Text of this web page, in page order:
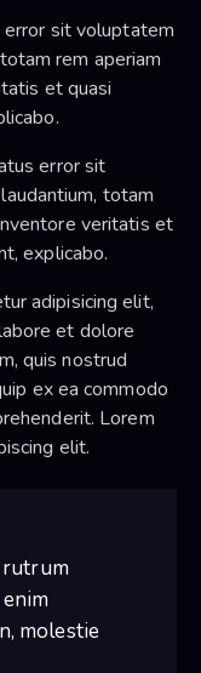
error sit voluptatem
rem aperiam
et quasi
error sit
totam
veritatis et
explicabo.
adipisicing elit,
et dolore
quis nostrud
ex ea commodo
Lorem
elit.
rutrum
molestie